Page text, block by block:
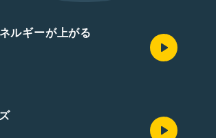
ルギーが上がる